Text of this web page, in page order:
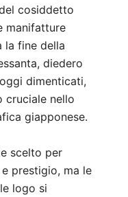
cosiddetto
manifatture
la fine della
diedero
dimenticati,
cruciale nello
giapponese.
scelto per
prestigio, ma le
logo si